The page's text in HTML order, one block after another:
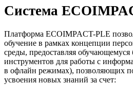
Система
Платформа ECOIMPACT-PLE
обучение в рамках концепции
среды, предоставляя
инструментов для работы с
в офлайн режимах), позволяющих
усвоения новых знаний за счет: